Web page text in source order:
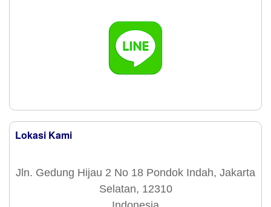
Lokasi Kami
Jln. Gedung Hijau 2 No 18 Pondok Indah, Jakarta
Selatan, 12310